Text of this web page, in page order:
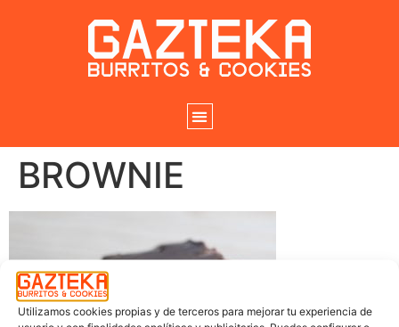
Utilizamos cookies propias y de terceros para mejorar tu experiencia de
BROWNIE